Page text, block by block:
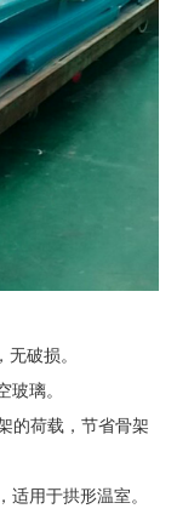
破损。
璃。
的荷载，节省骨架
用于拱形温室。